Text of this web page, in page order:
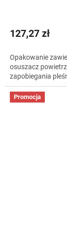
127,27 zł
Opakowanie
osuszacz
zapobiegania
Promocja